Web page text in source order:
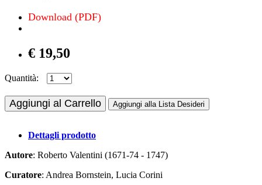
Download (PDF)
€ 19,50
Quantità:
Aggiungi al Carrello Aggiungi alla Lista Desideri
Dettagli prodotto
Autore: Roberto Valentini (1671-74 - 1747)
Curatore: Andrea Bornstein, Lucia Corini